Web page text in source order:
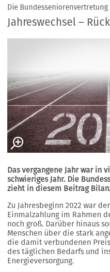
Die Bundesseniorenvertretung
Jahreswechsel –
Das vergangene Jahr war in
schwieriges Jahr. Die
zieht in diesem Beitrag
Zu Jahresbeginn 2022 war
Einmalzahlung im Rahmen
noch groß. Darüber hinaus
Menschen über die stark
die damit verbundenen
des täglichen Bedarfs und
Energieversorgung.